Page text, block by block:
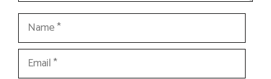
Name
Email